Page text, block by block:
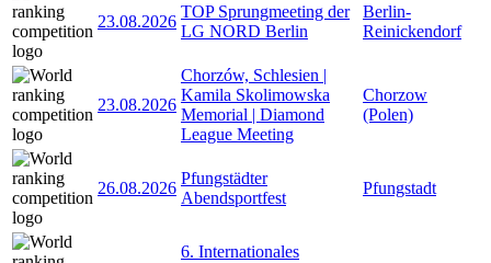
23.08.2026
TOP Sprungmeeting der
LG NORD Berlin
Berlin-
Reinickendorf
23.08.2026
Chorzów, Schlesien |
Kamila Skolimowska
Memorial | Diamond
League Meeting
Chorzow
(Polen)
26.08.2026
Pfungstädter
Abendsportfest
Pfungstadt
6. Internationales